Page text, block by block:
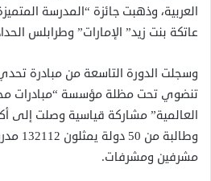
العربية، وذهبت جائزة “المدرسة
عاتكة بنت زيد” الإمارات” وطرابلس
وسجلت الدورة التاسعة من مبادرة تحدي
تنضوي تحت مظلة مؤسسة “مبادرات
مشرفين ومشرفات.